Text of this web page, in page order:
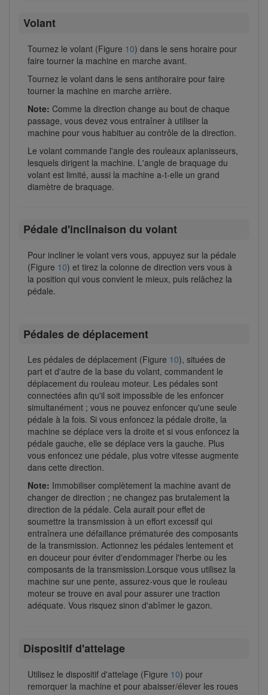
Volant
Tournez le volant (Figure 10) dans le sens horaire pour
faire tourner la machine en marche avant.
Tournez le volant dans le sens antihoraire pour faire
tourner la machine en marche arrière.
Note: Comme la direction change au bout de chaque
passage, vous devez vous entraîner à utiliser la
machine pour vous habituer au contrôle de la direction.
Le volant commande l'angle des rouleaux aplanisseurs,
lesquels dirigent la machine. L'angle de braquage du
volant est limité, aussi la machine a-t-elle un grand
diamètre de braquage.
Pédale d'inclinaison du volant
Pour incliner le volant vers vous, appuyez sur la pédale
(Figure 10) et tirez la colonne de direction vers vous à
la position qui vous convient le mieux, puis relâchez la
pédale.
Pédales de déplacement
Les pédales de déplacement (Figure 10), situées de
part et d'autre de la base du volant, commandent le
déplacement du rouleau moteur. Les pédales sont
connectées afin qu'il soit impossible de les enfoncer
simultanément ; vous ne pouvez enfoncer qu'une seule
pédale à la fois. Si vous enfoncez la pédale droite, la
machine se déplace vers la droite et si vous enfoncez la
pédale gauche, elle se déplace vers la gauche. Plus
vous enfoncez une pédale, plus votre vitesse augmente
dans cette direction.
Note: Immobiliser complètement la machine avant de
changer de direction ; ne changez pas brutalement la
direction de la pédale. Cela aurait pour effet de
soumettre la transmission à un effort excessif qui
entraînera une défaillance prématurée des composants
de la transmission. Actionnez les pédales lentement et
en douceur pour éviter d'endommager l'herbe ou les
composants de la transmission.Lorsque vous utilisez la
machine sur une pente, assurez-vous que le rouleau
moteur se trouve en aval pour assurer une traction
adéquate. Vous risquez sinon d'abîmer le gazon.
Dispositif d'attelage
Utilisez le dispositif d'attelage (Figure 10) pour
remorquer la machine et pour abaisser/élever les roues